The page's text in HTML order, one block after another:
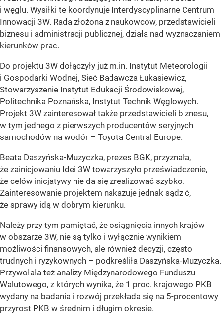
i węglu. Wysiłki te koordynuje Interdyscyplinarne Centrum
Innowacji 3W. Rada złożona z naukowców, przedstawicieli
biznesu i administracji publicznej, działa nad wyznaczaniem
kierunków prac.
Do projektu 3W dołączyły już m.in. Instytut Meteorologii
i Gospodarki Wodnej, Sieć Badawcza Łukasiewicz,
Stowarzyszenie Instytut Edukacji Środowiskowej,
Politechnika Poznańska, Instytut Technik Węglowych.
Projekt 3W zainteresował także przedstawicieli biznesu,
w tym jednego z pierwszych producentów seryjnych
samochodów na wodór – Toyota Central Europe.
Beata Daszyńska-Muzyczka, prezes BGK, przyznała,
że zainicjowaniu Idei 3W towarzyszyło przeświadczenie,
że celów inicjatywy nie da się zrealizować szybko.
Zainteresowanie projektem nakazuje jednak sądzić,
że sprawy idą w dobrym kierunku.
Należy przy tym pamiętać, że osiągnięcia innych krajów
w obszarze 3W, nie są tylko i wyłącznie wynikiem
możliwości finansowych, ale również decyzji, często
trudnych i ryzykownych – podkreśliła Daszyńska-Muzyczka.
Przywołała też analizy Międzynarodowego Funduszu
Walutowego, z których wynika, że 1 proc. krajowego PKB
wydany na badania i rozwój przekłada się na 5-procentowy
przyrost PKB w średnim i długim okresie.